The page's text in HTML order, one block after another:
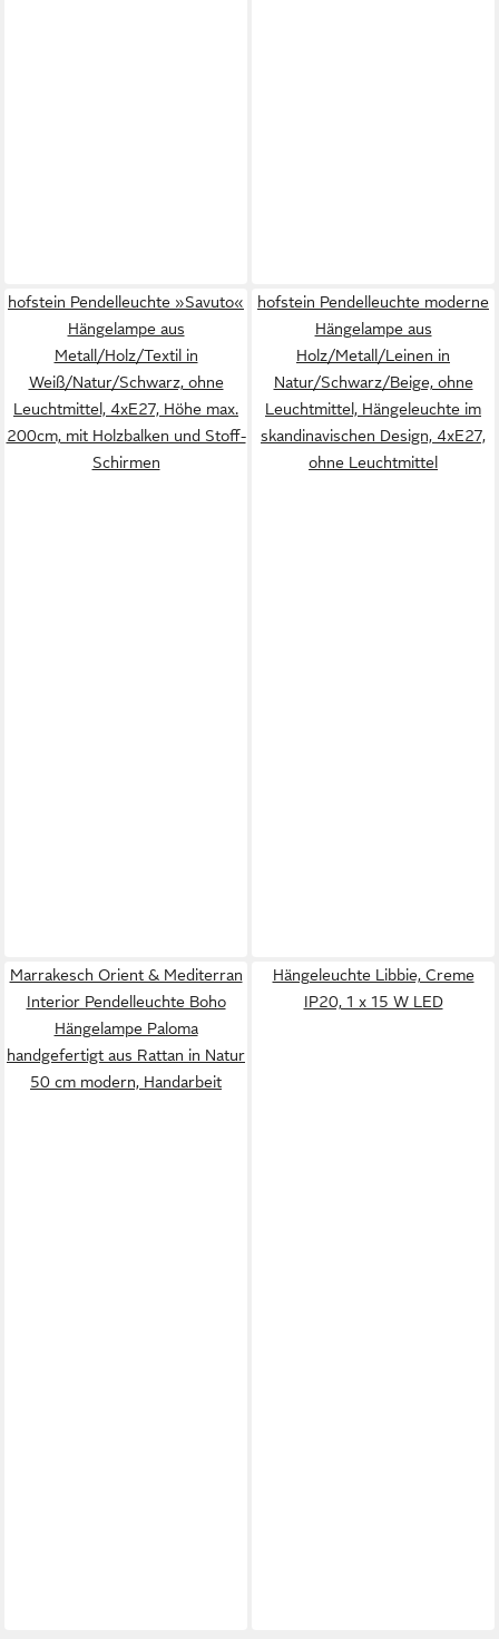
hofstein Pendelleuchte »Savuto«
Hängelampe aus
Metall/Holz/Textil in
Weiß/Natur/Schwarz, ohne
Leuchtmittel, 4xE27, Höhe max.
200cm, mit Holzbalken und Stoff-
Schirmen
hofstein Pendelleuchte moderne
Hängelampe aus
Holz/Metall/Leinen in
Natur/Schwarz/Beige, ohne
Leuchtmittel, Hängeleuchte im
skandinavischen Design, 4xE27,
ohne Leuchtmittel
Marrakesch Orient & Mediterran
Interior Pendelleuchte Boho
Hängelampe Paloma
handgefertigt aus Rattan in Natur
50 cm modern, Handarbeit
Hängeleuchte Libbie, Creme
IP20, 1 x 15 W LED